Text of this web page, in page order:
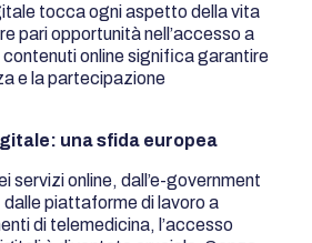
tocca ogni aspetto della vita
pari opportunità nell’accesso a
online significa garantire
e la partecipazione
una sfida europea
servizi online, dall’e-government
piattaforme di lavoro a
di telemedicina, l’accesso